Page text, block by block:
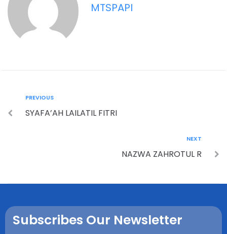
MTSPAPI
PREVIOUS
SYAFA’AH LAILATIL FITRI
NEXT
NAZWA ZAHROTUL R
Subscribes Our Newsletter